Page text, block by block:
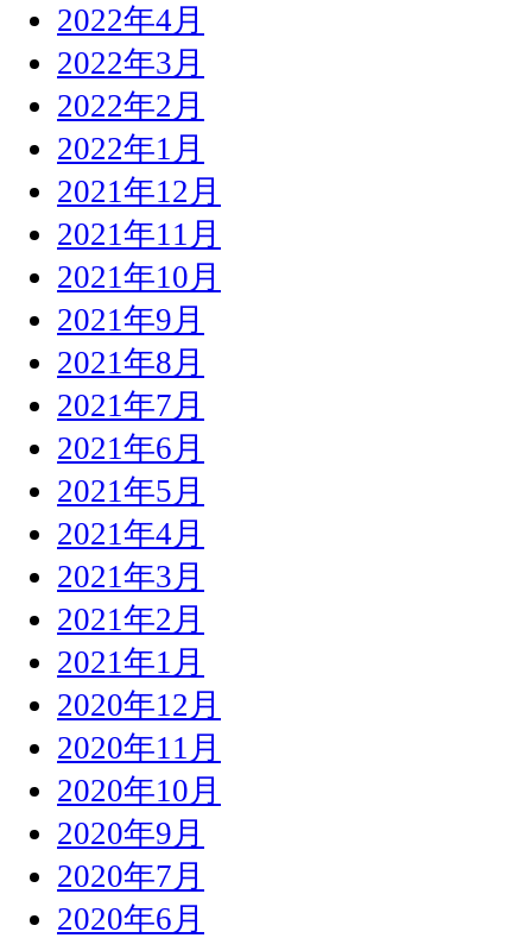
2022年4月
2022年3月
2022年2月
2022年1月
2021年12月
2021年11月
2021年10月
2021年9月
2021年8月
2021年7月
2021年6月
2021年5月
2021年4月
2021年3月
2021年2月
2021年1月
2020年12月
2020年11月
2020年10月
2020年9月
2020年7月
2020年6月